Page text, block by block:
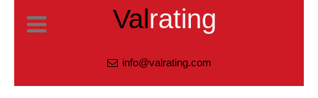
Valrating
info@valrating.com